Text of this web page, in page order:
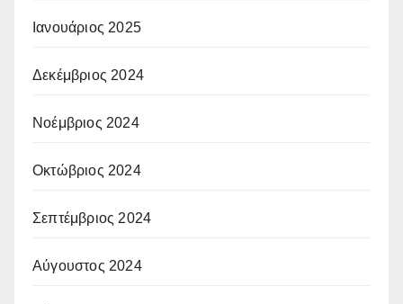
Ιανουάριος 2025
Δεκέμβριος 2024
Νοέμβριος 2024
Οκτώβριος 2024
Σεπτέμβριος 2024
Αύγουστος 2024